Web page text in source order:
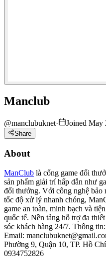
Manclub
@manclubuknet· Joined May
Share
About
ManClub là cổng game đổi
sản phẩm giải trí hấp dẫn như
đổi thưởng. Với công nghệ bảo
tốc độ xử lý nhanh chóng,
game an toàn, minh bạch và
quốc tế. Nền tảng hỗ trợ đa
sóc khách hàng 24/7. Thông
Email:
Phường 9, Quận 10, TP. Hồ
0934752826